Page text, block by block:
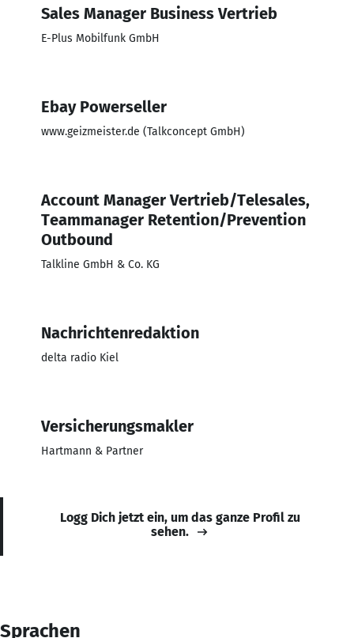
Sales Manager Business Vertrieb
E-Plus Mobilfunk GmbH
Ebay Powerseller
www.geizmeister.de (Talkconcept GmbH)
Account Manager Vertrieb/Telesales,
Teammanager Retention/Prevention
Outbound
Talkline GmbH & Co. KG
Nachrichtenredaktion
delta radio Kiel
Versicherungsmakler
Hartmann & Partner
Logg Dich jetzt ein, um das ganze Profil zu
sehen.
Sprachen